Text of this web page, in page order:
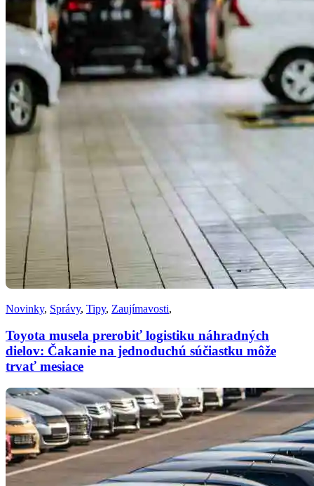
Novinky, Správy, Tipy, Zaujímavosti,
Toyota musela prerobiť logistiku náhradných
dielov: Čakanie na jednoduchú súčiastku môže
trvať mesiace